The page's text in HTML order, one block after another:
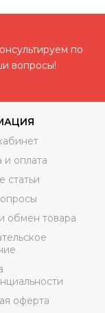
по
вопросы!
и оплата
статьи
обмен товара
оферта